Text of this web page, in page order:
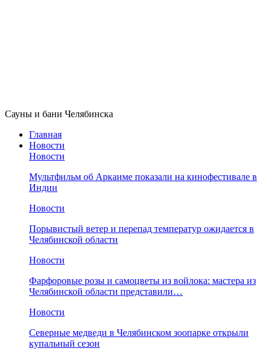
Сауны и бани Челябинска
Главная
Новости
Новости
Мультфильм об Аркаиме показали на кинофестивале в
Индии
Новости
Порывистый ветер и перепад температур ожидается в
Челябинской области
Новости
Фарфоровые розы и самоцветы из войлока: мастера из
Челябинской области представили…
Новости
Северные медведи в Челябинском зоопарке открыли
купальный сезон